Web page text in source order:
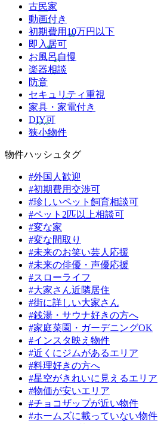
古民家
動画付き
初期費用10万円以下
即入居可
お風呂自慢
楽器相談
防音
セキュリティ重視
家具・家電付き
DIY可
狭小物件
物件ハッシュタグ
#外国人歓迎
#初期費用交渉可
#珍しいペット飼育相談可
#ペット2匹以上相談可
#変な家
#変な間取り
#未来のお笑い芸人応援
#未来の俳優・声優応援
#スローライフ
#大家さん近隣居住
#街に詳しい大家さん
#銭湯・サウナ好きの方へ
#家庭菜園・ガーデニングOK
#インスタ映え物件
#近くにジムがあるエリア
#料理好きの方へ
#星空がきれいに見えるエリア
#物価が安いエリア
#チョコザップが近い物件
#ホームズに載っていない物件